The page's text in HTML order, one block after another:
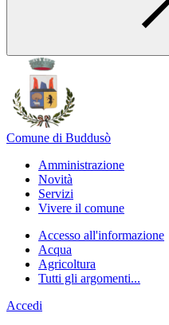
Comune di Buddusò
Amministrazione
Novità
Servizi
Vivere il comune
Accesso all'informazione
Acqua
Agricoltura
Tutti gli argomenti...
Accedi